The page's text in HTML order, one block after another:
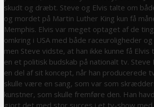
skudt og dræbt. Steve og Elvis talte om
og mordet på Martin Luther King kun få
Memphis. Elvis var meget optaget af de
omkring i USA med både raceuroligheder
men Steve vidste, at han ikke kunne få Elvis
en et politisk budskab på nationalt tv. Steve
en del af sit koncept, når han producerede
skulle være en sang, som var som
kunstner, som skulle fremføre den. Han
gjort det med stor succes i et tv-show med